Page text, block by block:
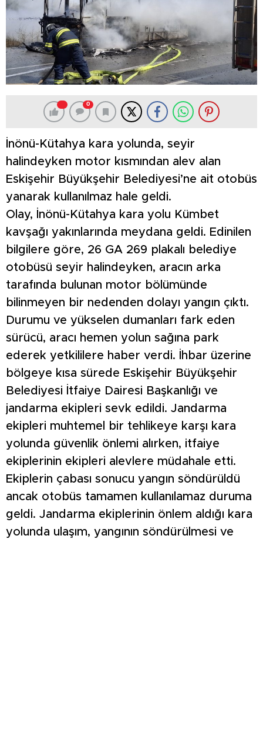
0
İnönü-Kütahya kara yolunda, seyir
halindeyken motor kısmından alev alan
Eskişehir Büyükşehir Belediyesi’ne ait otobüs
yanarak kullanılmaz hale geldi.
Olay, İnönü-Kütahya kara yolu Kümbet
kavşağı yakınlarında meydana geldi. Edinilen
bilgilere göre, 26 GA 269 plakalı belediye
otobüsü seyir halindeyken, aracın arka
tarafında bulunan motor bölümünde
bilinmeyen bir nedenden dolayı yangın çıktı.
Durumu ve yükselen dumanları fark eden
sürücü, aracı hemen yolun sağına park
ederek yetkililere haber verdi. İhbar üzerine
bölgeye kısa sürede Eskişehir Büyükşehir
Belediyesi İtfaiye Dairesi Başkanlığı ve
jandarma ekipleri sevk edildi. Jandarma
ekipleri muhtemel bir tehlikeye karşı kara
yolunda güvenlik önlemi alırken, itfaiye
ekiplerinin ekipleri alevlere müdahale etti.
Ekiplerin çabası sonucu yangın söndürüldü
ancak otobüs tamamen kullanılamaz duruma
geldi. Jandarma ekiplerinin önlem aldığı kara
yolunda ulaşım, yangının söndürülmesi ve